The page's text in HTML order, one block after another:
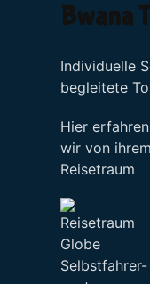
Bwana
Individuelle
begleitete
Hier erfahren
wir von ihrem
Reisetraum
Selbstfahrer-